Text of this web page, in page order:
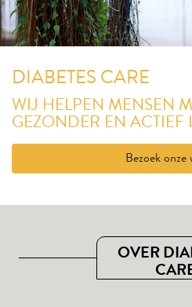
DIABETES CARE
WIJ HELPEN MENSEN
GEZONDER EN ACTIEF
Bezoek onze
OVER